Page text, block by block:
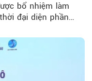
bổ nhiệm làm
đại diện phần